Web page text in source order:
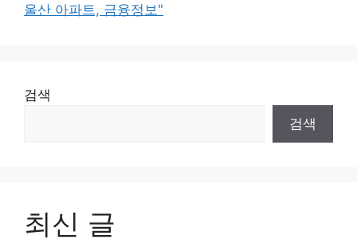
울산 아파트, 금융정보"
검색
검색
최신 글